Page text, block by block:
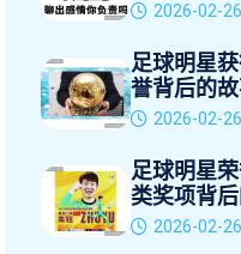
2026-02-26
足球明星
誉背后的
2026-02-26
足球明星
类奖项背
2026-02-26